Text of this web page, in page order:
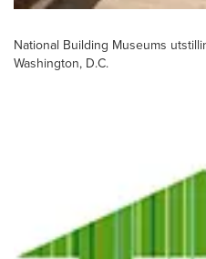
National Building Museums
Washington, D.C.